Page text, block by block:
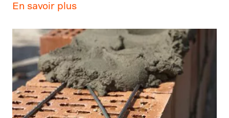
En savoir plus